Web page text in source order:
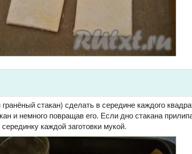
стакан) сделать в середине каждого
и немного повращав его. Если дно стакана
каждой заготовки мукой.